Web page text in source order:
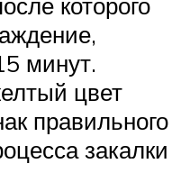
минут.
цвет
правильного
закалки